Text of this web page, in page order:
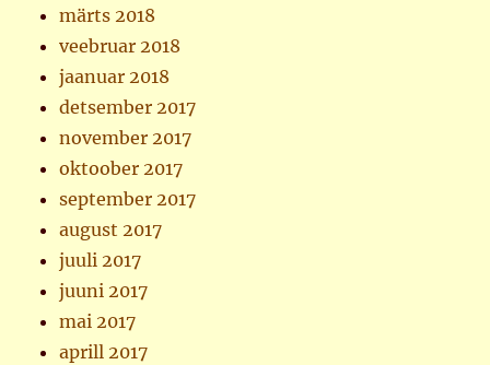
märts 2018
veebruar 2018
jaanuar 2018
detsember 2017
november 2017
oktoober 2017
september 2017
august 2017
juuli 2017
juuni 2017
mai 2017
aprill 2017